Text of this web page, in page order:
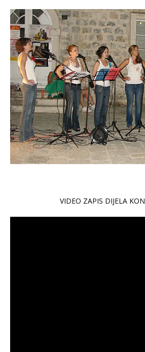
VIDEO ZAPIS DIJELA